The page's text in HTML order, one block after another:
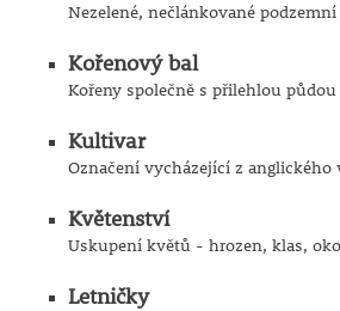
Nezelené, nečlánkované
Kořenový bal
Kořeny společně s přilehlou
Kultivar
Označení vycházející z
Květenství
Uskupení květů - hrozen, klas,
Letničky